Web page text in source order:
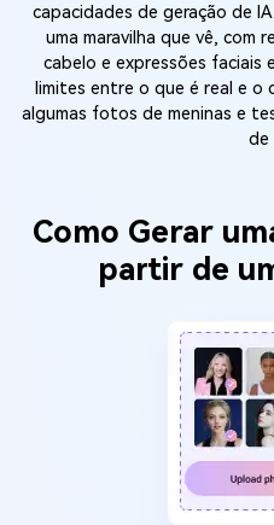
capacidades de geração de IA.
uma maravilha que vê, com
cabelo e expressões faciais
limites entre o que é real e o
algumas fotos de meninas e
de
Como Gerar
partir de